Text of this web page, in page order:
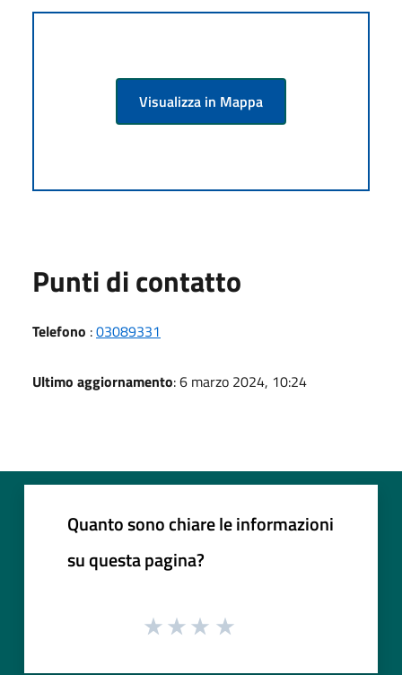
Visualizza in Mappa
Punti di contatto
Telefono :03089331
Ultimo aggiornamento: 6 marzo 2024, 10:24
Quanto sono chiare le informazioni
su questa pagina?